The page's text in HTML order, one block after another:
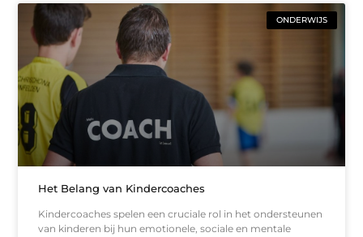
ONDERWIJS
Het Belang van Kindercoaches
Kindercoaches spelen een cruciale rol in het ondersteunen
van kinderen bij hun emotionele, sociale en mentale